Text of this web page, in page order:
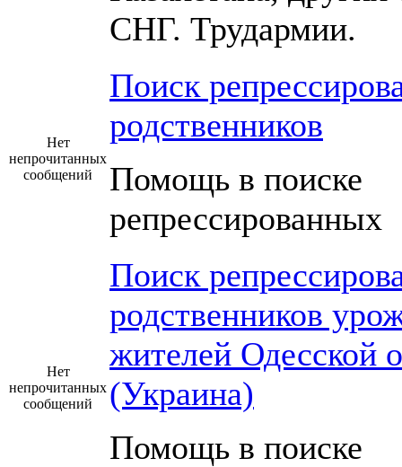
СНГ. Трудармии.
Нет
непрочитанных
сообщений
Поиск
родственников
Помощь в поиске
репрессированных
Нет
непрочитанных
сообщений
Поиск
родственников
жителей Одесской
(Украина)
Помощь в поиске